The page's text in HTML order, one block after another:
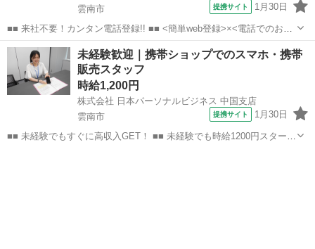
雲南市
提携サイト 1月30日
■■ 来社不要！カンタン電話登録!! ■■ <簡単web登録>×<電話でのお仕
事紹介> で、来社なくお仕事探しが可能です♪ 基本情報を入力したら
電話で希望を伝えるだけでOK★ 営業、ラウンダー、事務のお仕事も
あります♪ ご希...
島根 雲南市 店長
未経験歓迎｜携帯ショップでのスマホ・携帯
販売スタッフ
時給1,200円
株式会社 日本パーソナルビジネス 中国支店
雲南市
提携サイト 1月30日
■■ 未経験でもすぐに高収入GET！ ■■ 未経験でも時給1200円スタート